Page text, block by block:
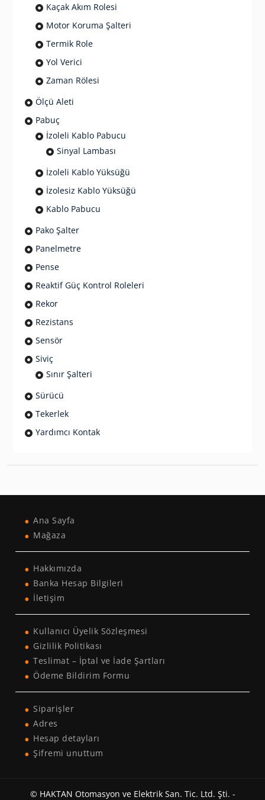
Kaçak Akım Rolesi
Motor Koruma Şalteri
Termik Role
Yol Verici
Zaman Rölesi
Ölçü Aleti
Pabuç
İzoleli Kablo Pabucu
Sinyal Lambası
İzoleli Kablo Yüksüğü
İzolesiz Kablo Yüksüğü
Kablo Pabucu
Pako Şalter
Panelmetre
Pense
Reaktif Güç Kontrol Roleleri
Rekor
Rezistans
Sensör
Siviç
Sınır Şalteri
Sürücü
Tekerlek
Yardımcı Kontak
Ana Sayfa
Mağaza
Hakkımızda
Banka Hesap Bilgileri
İletişim
Kullanıcı Üyelik Sözleşmesi
Gizlilik Politikası
Teslimat – İptal ve İade Şartları
Ödeme Bildirim Formu
Siparişler
Adres
Hesap detayları
Şifremi unuttum
© HAKTAN Otomasyon ve Elektrik San. Tic. Ltd. Şti. -